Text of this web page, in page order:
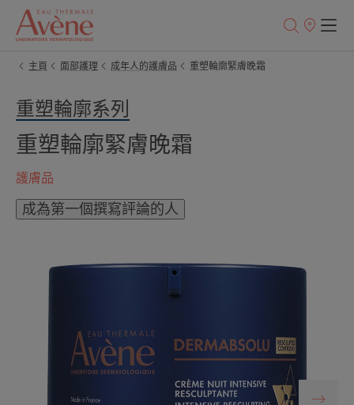
銷
主頁
面部護理 成年人的護膚品 重塑輪廓緊膚晚霜
重塑輪廓系列
重塑輪廓緊膚晚霜
護膚品
成為第一個撰寫評論的人